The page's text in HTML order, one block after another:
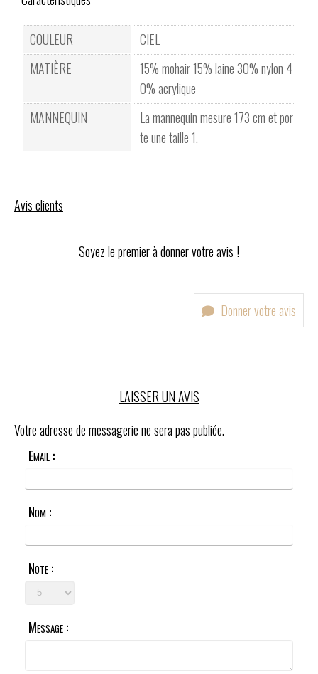
COULEUR
CIEL
MATIÈRE
15% mohair 15% laine 30% nylon 4
0% acrylique
MANNEQUIN
La mannequin mesure 173 cm et por
te une taille 1.
Avis clients
Soyez le premier à donner votre avis !
Donner votre avis
LAISSER UN AVIS
Votre adresse de messagerie ne sera pas publiée.
Email :
Nom :
Note :
Message :